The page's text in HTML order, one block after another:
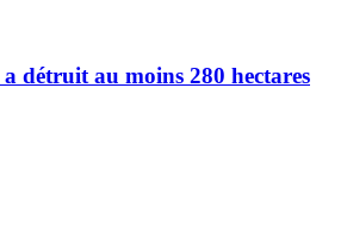
détruit au moins 280 hectares